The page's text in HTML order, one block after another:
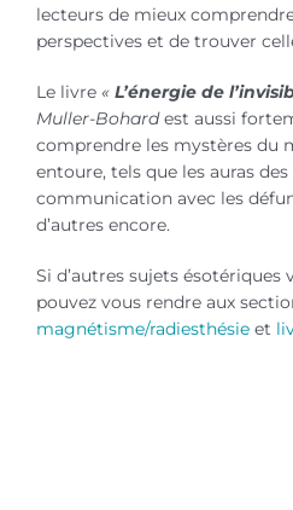
lecteurs de mieux
perspectives et de trouver
Le livre « L’énergie de
Muller-Bohardest aussi
comprendre les mystères du
entoure, tels que les auras des
communication avec les
d’autres encore.
Si d’autres sujets ésotériques
pouvez vous rendre aux
magnétisme/radiesthésieet